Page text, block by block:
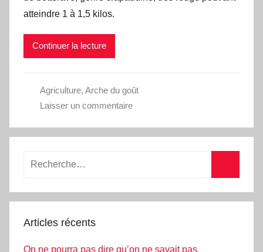
atteindre 1 à 1,5 kilos.
Continuer la lecture
Agriculture, Arche du goût
Laisser un commentaire
Articles récents
On ne pourra pas dire qu’on ne savait pas